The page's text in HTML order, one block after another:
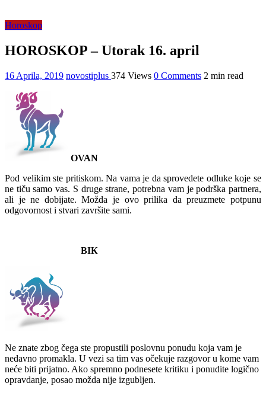
Horoskop
HOROSKOP – Utorak 16. april
16 Aprila, 2019 novostiplus 374 Views 0 Comments 2 min read
OVAN
Pod velikim ste pritiskom. Na vama je da sprovedete odluke koje se
ne tiču samo vas. S druge strane, potrebna vam je podrška partnera,
ali je ne dobijate. Možda je ovo prilika da preuzmete potpunu
odgovornost i stvari završite sami.
BIК
Ne znate zbog čega ste propustili poslovnu ponudu koja vam je
nedavno promakla. U vezi sa tim vas očekuje razgovor u kome vam
neće biti prijatno. Ako spremno podnesete kritiku i ponudite logično
opravdanje, posao možda nije izgubljen.